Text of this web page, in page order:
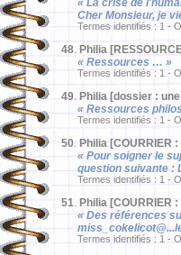
« La crise de
Cher Monsieur, je
Termes identifiés : 1 -
48. Philia
« Ressources … »
Termes identifiés : 1 -
49. Philia [dossier :
« Ressources
Termes identifiés : 1 -
50. Philia [COURRIER
« Pour soigner le
question suivante :
Termes identifiés : 1 -
51. Philia [COURRIER
« Des références
Termes identifiés : 1 -